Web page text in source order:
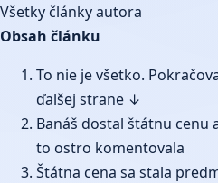
Všetky články autora
Obsah článku
To nie je všetko.
ďalšej strane ↓
Banáš dostal štátnu cenu
to ostro komentovala
Štátna cena sa stala